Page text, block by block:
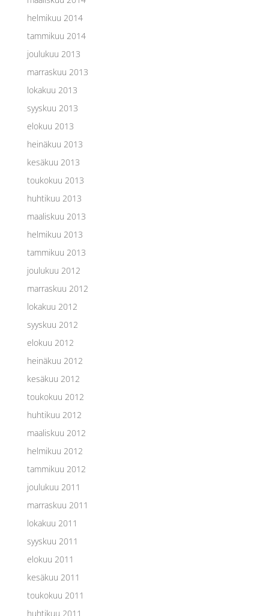
helmikuu 2014
tammikuu 2014
joulukuu 2013
marraskuu 2013
lokakuu 2013
syyskuu 2013
elokuu 2013
heinäkuu 2013
kesäkuu 2013
toukokuu 2013
huhtikuu 2013
maaliskuu 2013
helmikuu 2013
tammikuu 2013
joulukuu 2012
marraskuu 2012
lokakuu 2012
syyskuu 2012
elokuu 2012
heinäkuu 2012
kesäkuu 2012
toukokuu 2012
huhtikuu 2012
maaliskuu 2012
helmikuu 2012
tammikuu 2012
joulukuu 2011
marraskuu 2011
lokakuu 2011
syyskuu 2011
elokuu 2011
kesäkuu 2011
toukokuu 2011
huhtikuu 2011